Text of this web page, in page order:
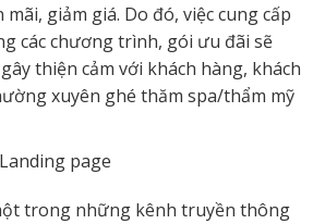
giảm giá. Do đó, việc cung cấp
các chương trình, gói ưu đãi sẽ
thiện cảm với khách hàng, khách
xuyên ghé thăm spa/thẩm mỹ
page
trong những kênh truyền thông